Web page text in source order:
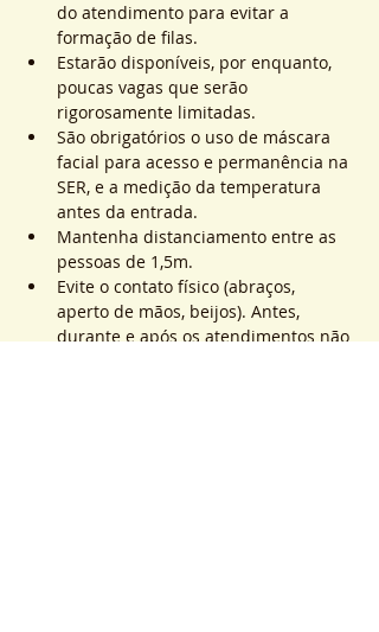
do atendimento para evitar a
formação de filas.
Estarão disponíveis, por enquanto,
poucas vagas que serão
rigorosamente limitadas.
São obrigatórios o uso de máscara
facial para acesso e permanência na
SER, e a medição da temperatura
antes da entrada.
Mantenha distanciamento entre as
pessoas de 1,5m.
Evite o contato físico (abraços,
aperto de mãos, beijos). Antes,
durante e após os atendimentos não